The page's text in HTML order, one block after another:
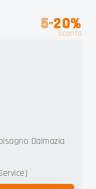
5-20%
Sconto
Dalmazia